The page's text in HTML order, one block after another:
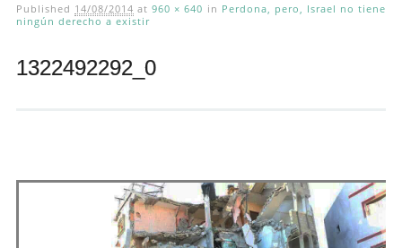
Published 14/08/2014 at960 × 640 in Perdona, pero, Israel no tiene
ningún derecho a existir
1322492292_0